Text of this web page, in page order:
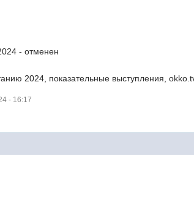
- отменен
2024, показательные выступления,
- 16:17